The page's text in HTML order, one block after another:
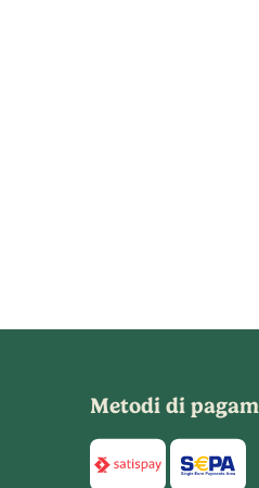
Metodi di
Di seguito sono